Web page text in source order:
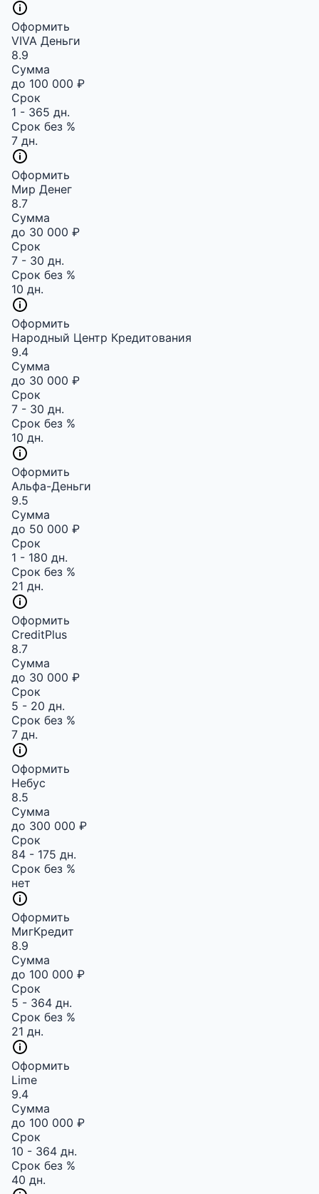
Оформить
VIVA Деньги
8.9
Сумма
до 100 000 ₽
Срок
1 - 365 дн.
Срок без %
7 дн.
Оформить
Мир Денег
8.7
Сумма
до 30 000 ₽
Срок
7 - 30 дн.
Срок без %
10 дн.
Оформить
Народный Центр Кредитования
9.4
Сумма
до 30 000 ₽
Срок
7 - 30 дн.
Срок без %
10 дн.
Оформить
Альфа-Деньги
9.5
Сумма
до 50 000 ₽
Срок
1 - 180 дн.
Срок без %
21 дн.
Оформить
CreditPlus
8.7
Сумма
до 30 000 ₽
Срок
5 - 20 дн.
Срок без %
7 дн.
Оформить
Небус
8.5
Сумма
до 300 000 ₽
Срок
84 - 175 дн.
Срок без %
нет
Оформить
МигКредит
8.9
Сумма
до 100 000 ₽
Срок
5 - 364 дн.
Срок без %
21 дн.
Оформить
Lime
9.4
Сумма
до 100 000 ₽
Срок
10 - 364 дн.
Срок без %
40 дн.